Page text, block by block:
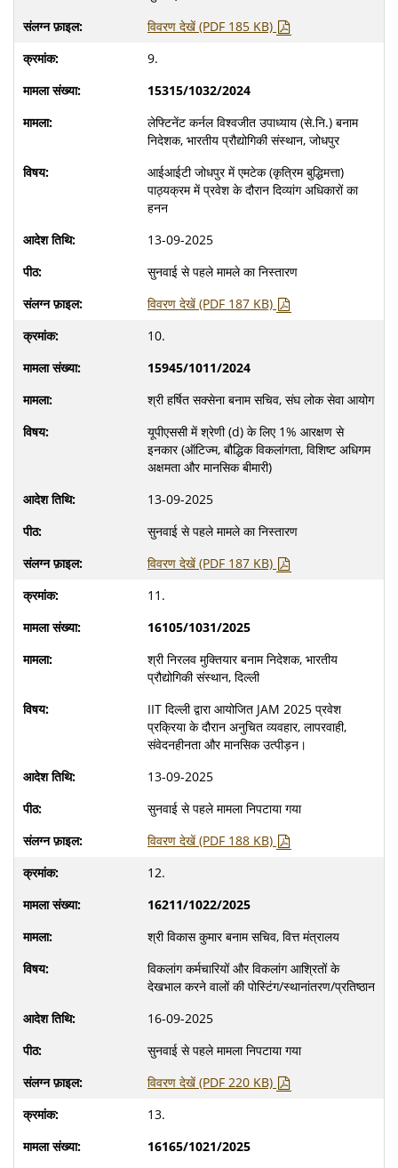
विवरण देखें (PDF 185 KB)
9.
15315/1032/2024
लेफ्टिनेंट कर्नल विश्वजीत उपाध्याय (से.नि.) बनाम
निदेशक, भारतीय प्रौद्योगिकी संस्थान, जोधपुर
आईआईटी जोधपुर में एमटेक (कृत्रिम बुद्धिमत्ता)
पाठ्यक्रम में प्रवेश के दौरान दिव्यांग अधिकारों का
हनन
13-09-2025
सुनवाई से पहले मामले का निस्तारण
विवरण देखें (PDF 187 KB)
10.
15945/1011/2024
श्री हर्षित सक्सेना बनाम सचिव, संघ लोक सेवा आयोग
यूपीएससी में श्रेणी (d) के लिए 1% आरक्षण से
इनकार (ऑटिज्म, बौद्धिक विकलांगता, विशिष्ट अधिगम
अक्षमता और मानसिक बीमारी)
13-09-2025
सुनवाई से पहले मामले का निस्तारण
विवरण देखें (PDF 187 KB)
11.
16105/1031/2025
श्री निरलव मुक्तियार बनाम निदेशक, भारतीय
प्रौद्योगिकी संस्थान, दिल्ली
IIT दिल्ली द्वारा आयोजित JAM 2025 प्रवेश
प्रक्रिया के दौरान अनुचित व्यवहार, लापरवाही,
संवेदनहीनता और मानसिक उत्पीड़न।
13-09-2025
सुनवाई से पहले मामला निपटाया गया
विवरण देखें (PDF 188 KB)
12.
16211/1022/2025
श्री विकास कुमार बनाम सचिव, वित्त मंत्रालय
विकलांग कर्मचारियों और विकलांग आश्रितों के
देखभाल करने वालों की पोस्टिंग/स्थानांतरण/प्रतिष्ठान
16-09-2025
सुनवाई से पहले मामला निपटाया गया
विवरण देखें (PDF 220 KB)
13.
16165/1021/2025